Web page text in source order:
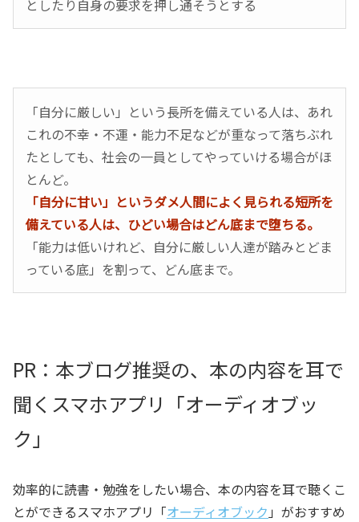
としたり自身の要求を押し通そうとする
「自分に厳しい」という長所を備えている人は、あれ
これの不幸・不運・能力不足などが重なって落ちぶれ
たとしても、社会の一員としてやっていける場合がほ
とんど。
「自分に甘い」というダメ人間によく見られる短所を
備えている人は、ひどい場合はどん底まで堕ちる。
「能力は低いけれど、自分に厳しい人達が踏みとどま
っている底」を割って、どん底まで。
PR：本ブログ推奨の、本の内容を耳で
聞くスマホアプリ「オーディオブッ
ク」
効率的に読書・勉強をしたい場合、本の内容を耳で聴くこ
とができるスマホアプリ「オーディオブック 」がおすすめ